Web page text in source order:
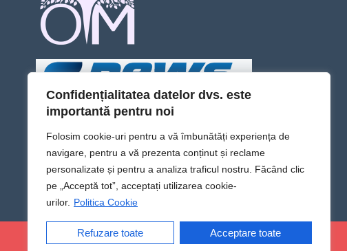
Confidențialitatea datelor dvs. este
importantă pentru noi
Folosim cookie-uri pentru a vă îmbunătăți experiența de
navigare, pentru a vă prezenta conținut și reclame
personalizate și pentru a analiza traficul nostru. Făcând clic
pe „Acceptă tot”, acceptați utilizarea cookie-
urilor. Politica Cookie
Refuzare toate Acceptare toate
@Sens TV | Dă sens omului din tine!